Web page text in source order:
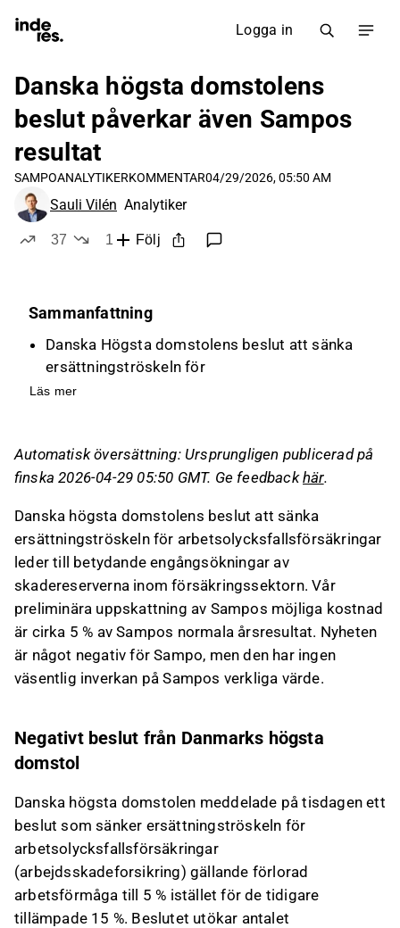
Logga in
Danska högsta domstolens
beslut påverkar även Sampos
resultat
SAMPOANALYTIKERKOMMENTAR04/29/2026, 05:50 AM
Sauli Vilén Analytiker
37
1
Följ
Sammanfattning
Danska Högsta domstolens beslut att sänka
ersättningströskeln för
arbetsolycksfallsförsäkringar leder till
Sampos resultat med cirka 5 % av deras
normala årsresultat.
Gjensidige och Alm. Brand, rapporterar
betydande engångsposter, men dessa har
ingen omedelbar kassaflödespåverkan utan är
redovisningstekniska frågor.
Sampo är exponerat mot den danska
arbetsolycksfallsförsäkringen genom
Topdanmark, och den preliminära kostnaden
uppskattas till 0,7–1,0 BDKK före skatt, vilket
värde.
Trots den potentiella påverkan på resultatet
Sampos utdelning, och det slutliga beloppet
kan bli lägre än den preliminära
uppskattningen.
Detta innehåll är skapat av AI. Du kan lämna feedback
om det på Inderesforum.
Läs mer
Automatisk översättning: Ursprungligen publicerad på
finska 2026-04-29 05:50 GMT. Ge feedbackhär.
Danska högsta domstolens beslut att sänka
ersättningströskeln för arbetsolycksfallsförsäkringar
leder till betydande engångsökningar av
skadereserverna inom försäkringssektorn. Vår
preliminära uppskattning av Sampos möjliga kostnad
är cirka 5 % av Sampos normala årsresultat. Nyheten
är något negativ för Sampo, men den har ingen
väsentlig inverkan på Sampos verkliga värde.
Negativt beslut från Danmarks högsta
domstol
Danska högsta domstolen meddelade på tisdagen ett
beslut som sänker ersättningströskeln för
arbetsolycksfallsförsäkringar
(arbejdsskadeforsikring) gällande förlorad
arbetsförmåga till 5 % istället för de tidigare
tillämpade 15 %. Beslutet utökar antalet